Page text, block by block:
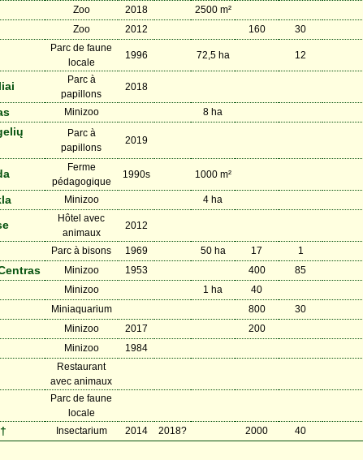
Zoo 2018
2500 m²
Zoo 2012 160 30
Parc de faune
locale
1996 72,5 ha 12
Parc à
papillons
2018
Minizoo 8 ha
Parc à
papillons
2019
Ferme
pédagogique
1990s 1000 m²
Minizoo 4 ha
Hôtel avec
animaux
2012
Parc à bisons 1969 50 ha 17
1
Minizoo 1953 400
85
Minizoo 1 ha
40
Miniaquarium 800
30
Minizoo 2017
200
Minizoo 1984
Restaurant
avec animaux
Parc de faune
locale
Insectarium 2014 2018? 2000 40